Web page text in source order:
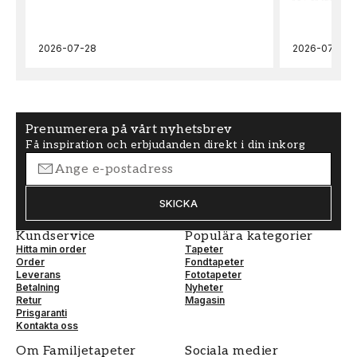
FÄRG MÖNSTER HÖJD (cm)
Rak
2026-07-28 2026-07-22
Prenumerera på vårt nyhetsbrev
Få inspiration och erbjudanden direkt i din inkorg
SKICKA
Kundservice
Hitta min order
Order
Leverans
Betalning
Retur
Prisgaranti
Kontakta oss
Populära kategorier
Tapeter
Fondtapeter
Fototapeter
Nyheter
Magasin
Om Familjetapeter Sociala medier